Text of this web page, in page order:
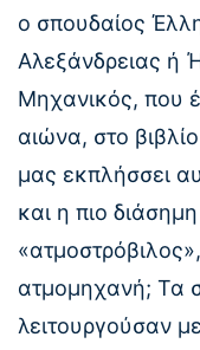
ο σπουδαίος
Αλεξάνδρειας ή
Μηχανικός, που
αιώνα, στο
μας εκπλήσσει
και η πιο
ατμομηχανή; Τα
λειτουργούσαν